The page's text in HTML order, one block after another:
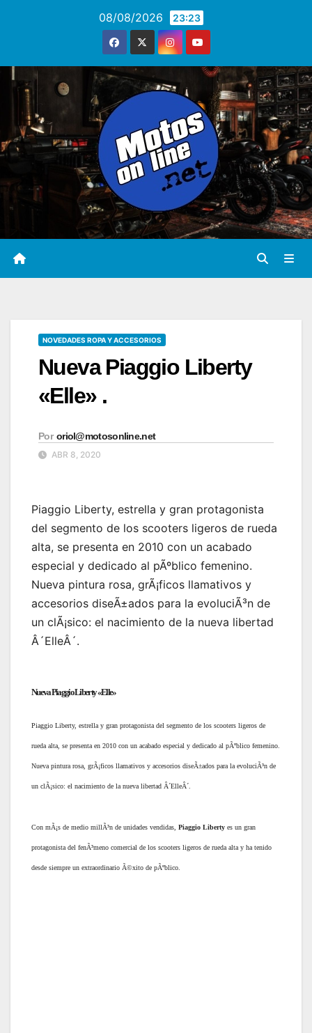
08/08/2026 23:23
NOVEDADES ROPA Y ACCESORIOS
Nueva Piaggio Liberty
«Elle» .
Por oriol@motosonline.net
ABR 8, 2020
Piaggio Liberty, estrella y gran protagonista
del segmento de los scooters ligeros de rueda
alta, se presenta en 2010 con un acabado
especial y dedicado al pÃºblico femenino.
Nueva pintura rosa, grÃ¡ficos llamativos y
accesorios diseÃ±ados para la evoluciÃ³n de
un clÃ¡sico: el nacimiento de la nueva libertad
Â´ElleÂ´.
Nueva Piaggio Liberty «Elle»
Piaggio Liberty, estrella y gran protagonista del segmento de los scooters ligeros de
rueda alta, se presenta en 2010 con un acabado especial y dedicado al pÃºblico femenino.
Nueva pintura rosa, grÃ¡ficos llamativos y accesorios diseÃ±ados para la evoluciÃ³n de
un clÃ¡sico: el nacimiento de la nueva libertad Â´ElleÂ´.
Con mÃ¡s de medio millÃ³n de unidades vendidas, Piaggio Liberty es un gran
protagonista del fenÃ³meno comercial de los scooters ligeros de rueda alta y ha tenido
desde siempre un extraordinario Ã©xito de pÃºblico.